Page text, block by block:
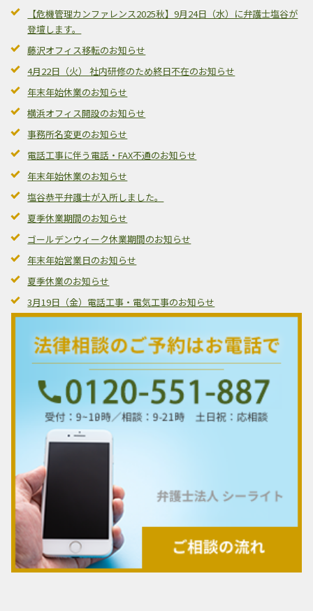
【危機管理カンファレンス2025秋】9月24日（水）に弁護士塩谷が
登壇します。
藤沢オフィス移転のお知らせ
4月22日（火） 社内研修のため終日不在のお知らせ
年末年始休業のお知らせ
横浜オフィス開設のお知らせ
事務所名変更のお知らせ
電話工事に伴う電話・FAX不通のお知らせ
年末年始休業のお知らせ
塩谷恭平弁護士が入所しました。
夏季休業期間のお知らせ
ゴールデンウィーク休業期間のお知らせ
年末年始営業日のお知らせ
夏季休業のお知らせ
3月19日（金）電話工事・電気工事のお知らせ